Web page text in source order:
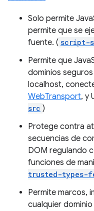
Solo permite
permite que se
fuente. ( script-
Permite que
dominios
localhost,
WebTransport, y
src )
Protege contra
secuencias de
DOM regulando
funciones de
trusted-types-
Permite marcos,
cualquier dominio